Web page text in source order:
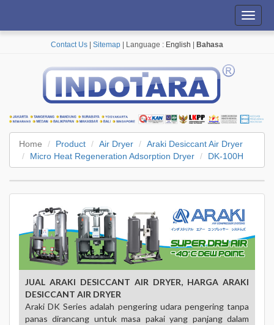
Contact Us Sitemap | Language : English Bahasa
Home Product Air Dryer
Araki Desiccant Air Dryer
Micro Heat Regeneration Adsorption Dryer
DK-100H
JUAL ARAKI DESICCANT AIR DRYER, HARGA ARAKI
DESICCANT AIR DRYER
Araki DK Series adalah pengering udara pengering tanpa
panas dirancang untuk masa pakai yang panjang dalam